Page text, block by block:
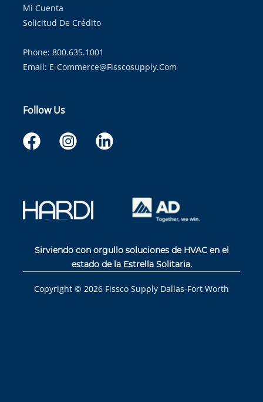
Mi Cuenta
Solicitud De Crédito
Phone: 800.635.1001
Email: E-Commerce@fisscosupply.com
Follow Us
Sirviendo con orgullo soluciones de HVAC en el
estado de la Estrella Solitaria.
Copyright © 2026 Fissco Supply Dallas-Fort Worth